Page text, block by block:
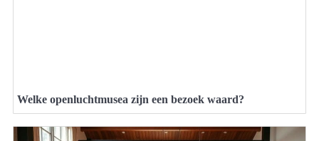
Welke openluchtmusea zijn een bezoek waard?